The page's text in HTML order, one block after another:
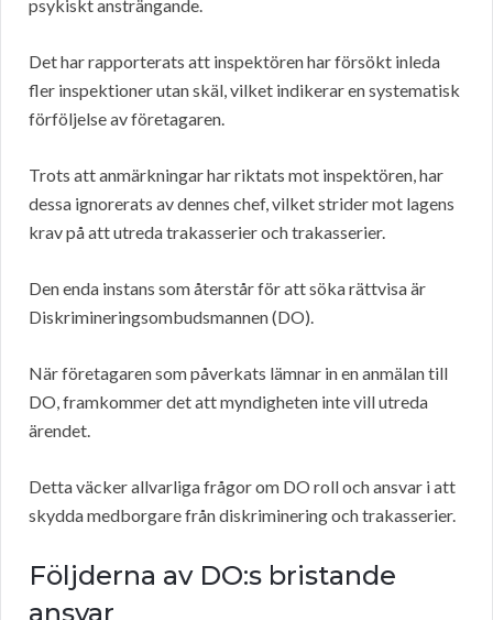
psykiskt ansträngande.
Det har rapporterats att inspektören har försökt inleda
fler inspektioner utan skäl, vilket indikerar en systematisk
förföljelse av företagaren.
Trots att anmärkningar har riktats mot inspektören, har
dessa ignorerats av dennes chef, vilket strider mot lagens
krav på att utreda trakasserier och trakasserier.
Den enda instans som återstår för att söka rättvisa är
Diskrimineringsombudsmannen (DO).
När företagaren som påverkats lämnar in en anmälan till
DO, framkommer det att myndigheten inte vill utreda
ärendet.
Detta väcker allvarliga frågor om DO roll och ansvar i att
skydda medborgare från diskriminering och trakasserier.
Följderna av DO:s bristande
ansvar